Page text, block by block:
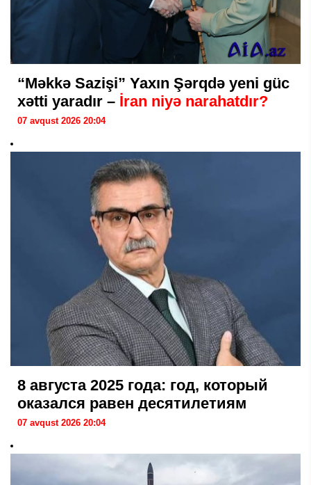
“Məkkə Sazişi” Yaxın Şərqdə yeni güc
xətti yaradır – İran niyə narahatdır?
07 avqust 2026 20:04
8 августа 2025 года: год, который
оказался равен десятилетиям
07 avqust 2026 20:04